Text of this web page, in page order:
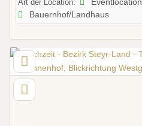
Art der Location: Eventlocation
Bauernhof/Landhaus